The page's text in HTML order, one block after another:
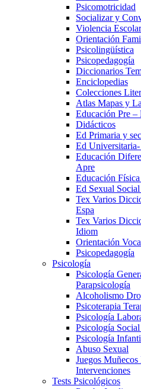
Psicomotricidad
Socializar y
Violencia
Orientación
Psicolingüística
Psicopedagogía
Diccionarios
Enciclopedias
Colecciones
Atlas Mapas y
Educación Pre –
Didácticos
Ed Primaria y
Ed
Educación
Apre
Educación
Ed Sexual
Tex Varios
Espa
Tex Varios
Idiom
Orientación
Psicopedagogía
Psicología
Psicología
Parapsicología
Alcoholismo
Psicoterapia
Psicología
Psicología
Psicología
Abuso Sexual
Juegos
Intervenciones
Tests Psicológicos